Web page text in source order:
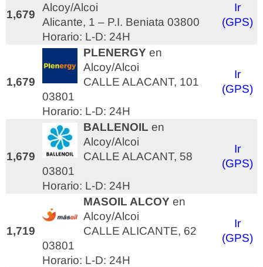
1,679
Alcoy/Alcoi
Alicante, 1 – P.I. Beniata 03800
Horario: L-D: 24H
Ir
(GPS)
1,679
PLENERGY en
Alcoy/Alcoi
CALLE ALACANT, 101
03801
Horario: L-D: 24H
Ir
(GPS)
1,679
BALLENOIL en
Alcoy/Alcoi
CALLE ALACANT, 58
03801
Horario: L-D: 24H
Ir
(GPS)
1,719
MASOIL ALCOY en
Alcoy/Alcoi
CALLE ALICANTE, 62
03801
Horario: L-D: 24H
Ir
(GPS)